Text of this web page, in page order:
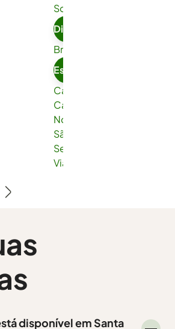
Sobral
Distrito Federal
Brasília
Espírito Santo
Cachoeiro de Itapemirim
Cariacica
Nova Venécia
São Gabriel da Palha
Serra
Viana
disponível em Santa